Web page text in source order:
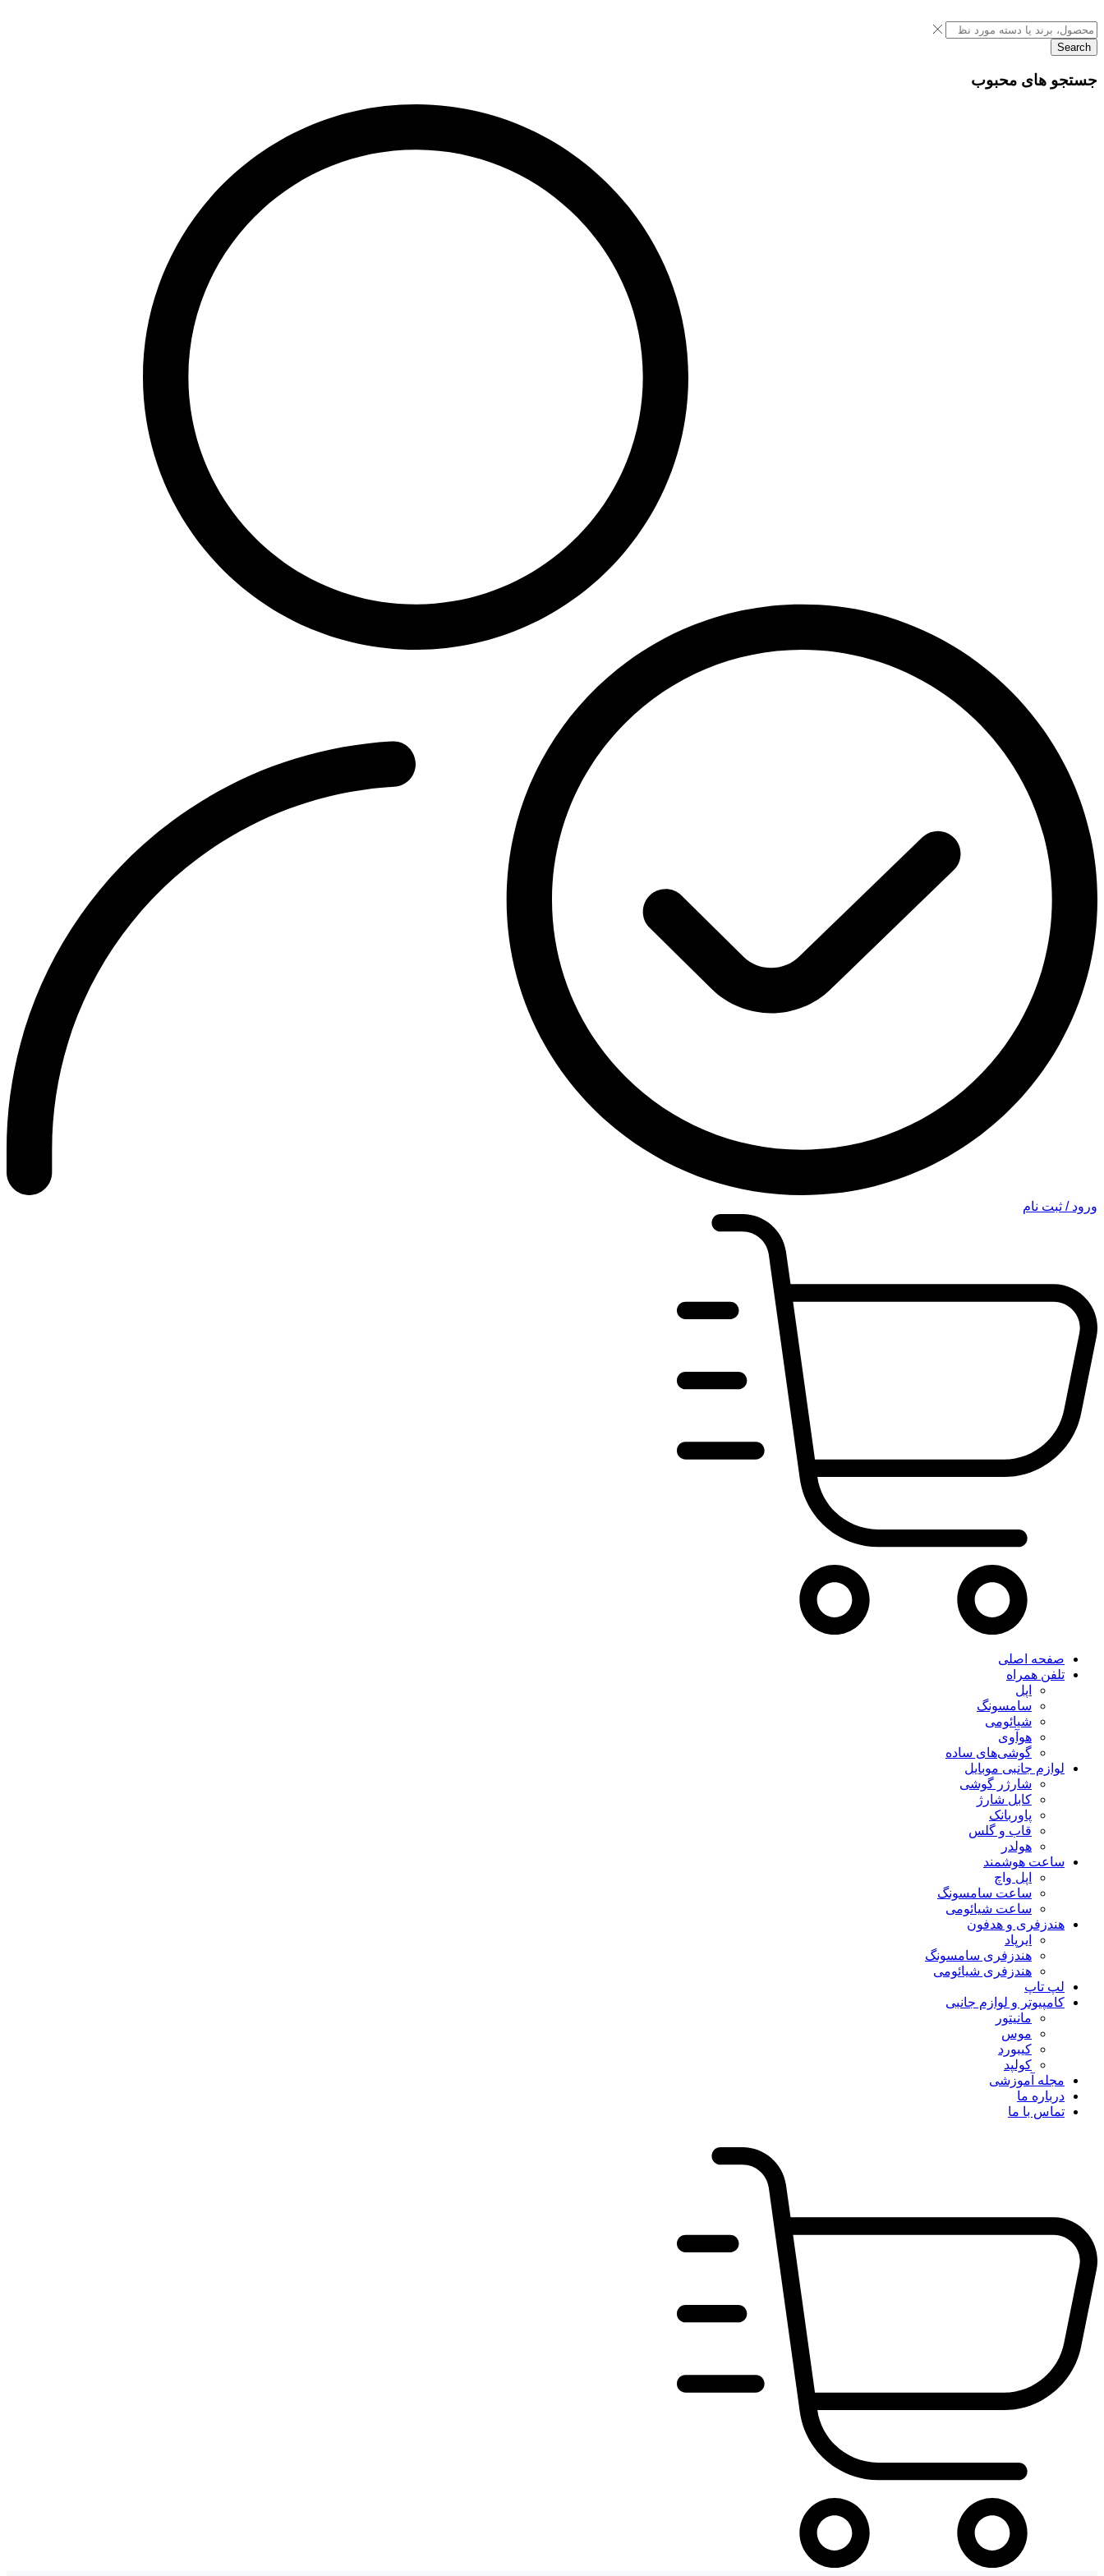
Search
جستجو های محبوب
ورود / ثبت نام
صفحه اصلی
تلفن همراه
اپل
سامسونگ
شیائومی
هوآوی
گوشی‌های ساده
لوازم جانبی موبایل
شارژر گوشی
کابل شارژ
پاوربانک
قاب و گلس
هولدر
ساعت هوشمند
اپل واچ
ساعت سامسونگ
ساعت شیائومی
هندزفری و هدفون
ایرپاد
هندزفری سامسونگ
هندزفری شیائومی
لپ تاپ
کامپیوتر و لوازم جانبی
مانیتور
موس
کیبورد
کولپد
مجله آموزشی
درباره ما
تماس با ما